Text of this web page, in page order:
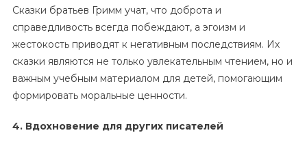
Сказки братьев Гримм учат, что доброта и
справедливость всегда побеждают, а эгоизм и
жестокость приводят к негативным последствиям. Их
сказки являются не только увлекательным чтением, но и
важным учебным материалом для детей, помогающим
формировать моральные ценности.
4. Вдохновение для других писателей